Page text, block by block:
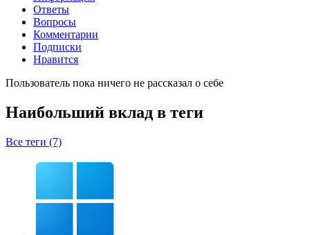
Ответы
Вопросы
Комментарии
Подписки
Нравится
Пользователь пока ничего не рассказал о себе
Наибольший вклад в теги
Все теги (7)